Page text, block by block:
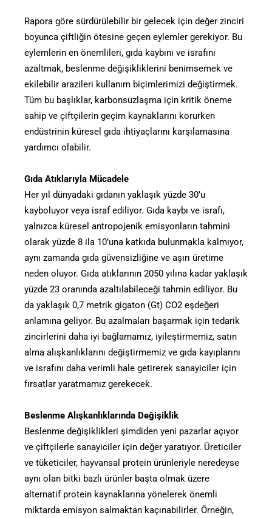
Rapora göre sürdürülebilir bir gelecek için değer zinciri
boyunca çiftliğin ötesine geçen eylemler gerekiyor. Bu
eylemlerin en önemlileri, gıda kaybını ve israfını
azaltmak, beslenme değişikliklerini benimsemek ve
ekilebilir arazileri kullanım biçimlerimizi değiştirmek.
Tüm bu başlıklar, karbonsuzlaşma için kritik öneme
sahip ve çiftçilerin geçim kaynaklarını korurken
endüstrinin küresel gıda ihtiyaçlarını karşılamasına
yardımcı olabilir.
Gıda Atıklarıyla Mücadele
Her yıl dünyadaki gıdanın yaklaşık yüzde 30’u
kayboluyor veya israf ediliyor. Gıda kaybı ve israfı,
yalnızca küresel antropojenik emisyonların tahmini
olarak yüzde 8 ila 10’una katkıda bulunmakla kalmıyor,
aynı zamanda gıda güvensizliğine ve aşırı üretime
neden oluyor. Gıda atıklarının 2050 yılına kadar yaklaşık
yüzde 23 oranında azaltılabileceği tahmin ediliyor. Bu
da yaklaşık 0,7 metrik gigaton (Gt) CO2 eşdeğeri
anlamına geliyor. Bu azalmaları başarmak için tedarik
zincirlerini daha iyi bağlamamız, iyileştirmemiz, satın
alma alışkanlıklarını değiştirmemiz ve gıda kayıplarını
ve israfını daha verimli hale getirerek sanayiciler için
fırsatlar yaratmamız gerekecek.
Beslenme Alışkanlıklarında Değişiklik
Beslenme değişiklikleri şimdiden yeni pazarlar açıyor
ve çiftçilerle sanayiciler için değer yaratıyor. Üreticiler
ve tüketiciler, hayvansal protein ürünleriyle neredeyse
aynı olan bitki bazlı ürünler başta olmak üzere
alternatif protein kaynaklarına yönelerek önemli
miktarda emisyon salmaktan kaçınabilirler. Örneğin,